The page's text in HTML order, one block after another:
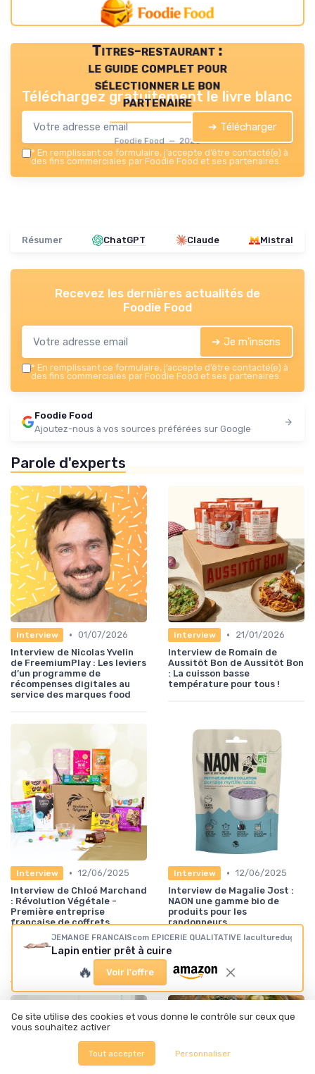
Titres-restaurant :
le guide complet pour
sélectionner le bon
partenaire
Foodie Food — 2026
Téléchargez gratuitement le livre blanc
➔ Télécharger
* En remplissant ce formulaire, j’accepte d’être contacté(e) à
des fins commerciales par Foodie Food et ses partenaires.
Résumer ChatGPT Claude Mistral
Recevez les dernières actualités de
Foodie Food
➔ Je m'inscris
* En remplissant ce formulaire, j’accepte d’être contacté(e) à
des fins commerciales par Foodie Food et ses partenaires.
Foodie Food
Ajoutez-nous à vos sources préférées sur Google
Parole d'experts
Interview • 01/07/2026
Interview de Nicolas Yvelin
de FreemiumPlay : Les leviers
d’un programme de
récompenses digitales au
service des marques food
Interview •
21/01/2026
Interview de Romain de
Aussitôt Bon de Aussitôt Bon
: La cuisson basse
température pour tous !
Interview • 12/06/2025
Interview de Chloé Marchand
: Révolution Végétale -
Première entreprise
française de coffrets
cadeaux gourmands & vegan
Interview • 12/06/2025
Interview de Magalie Jost :
NAON une gamme bio de
produits pour les
randonneurs
Les plus lus
JEMANGE FRANCAIScom EPICERIE QUALITATIVE laculturedugoût
Lapin entier prêt à cuire
🔥 Voir l'offre
Ce site utilise des cookies et vous donne le contrôle sur ceux que
vous souhaitez activer
Tout accepter Personnaliser